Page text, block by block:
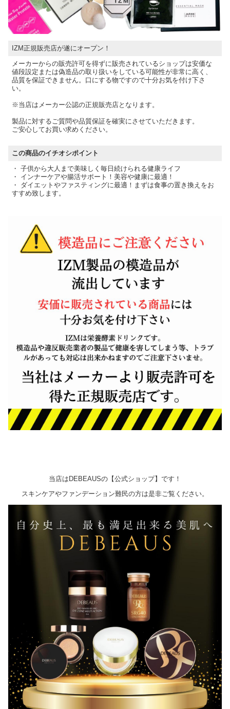
IZM正規販売店が遂にオープン！
メーカーからの販売許可を得ずに販売されているショップは安価な
値段設定または偽造品の取り扱いをしている可能性が非常に高く、
品質を保証できません。口にする物ですので十分お気を付け下さ
い。
※当店はメーカー公認の正規販売店となります。
製品に対するご質問や品質保証を確実にさせていただきます。
ご安心してお買い求めください。
この商品のイチオシポイント
・ 子供から大人まで美味しく毎日続けられる健康ライフ
・ インナーケアや腸活サポート！美容や健康に最適！
・ ダイエットやファスティングに最適！まずは食事の置き換えをお
すすめ致します。
当店はDEBEAUSの【公式ショップ】です！
スキンケアやファンデーション難民の方は是非ご覧ください。